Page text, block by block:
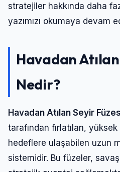
stratejiler hakkında daha
yazımızı okumaya devam
Havadan
Nedir?
Havadan Atılan Seyir
tarafından fırlatılan,
hedeflere ulaşabilen uzun
sistemidir. Bu füzeler,